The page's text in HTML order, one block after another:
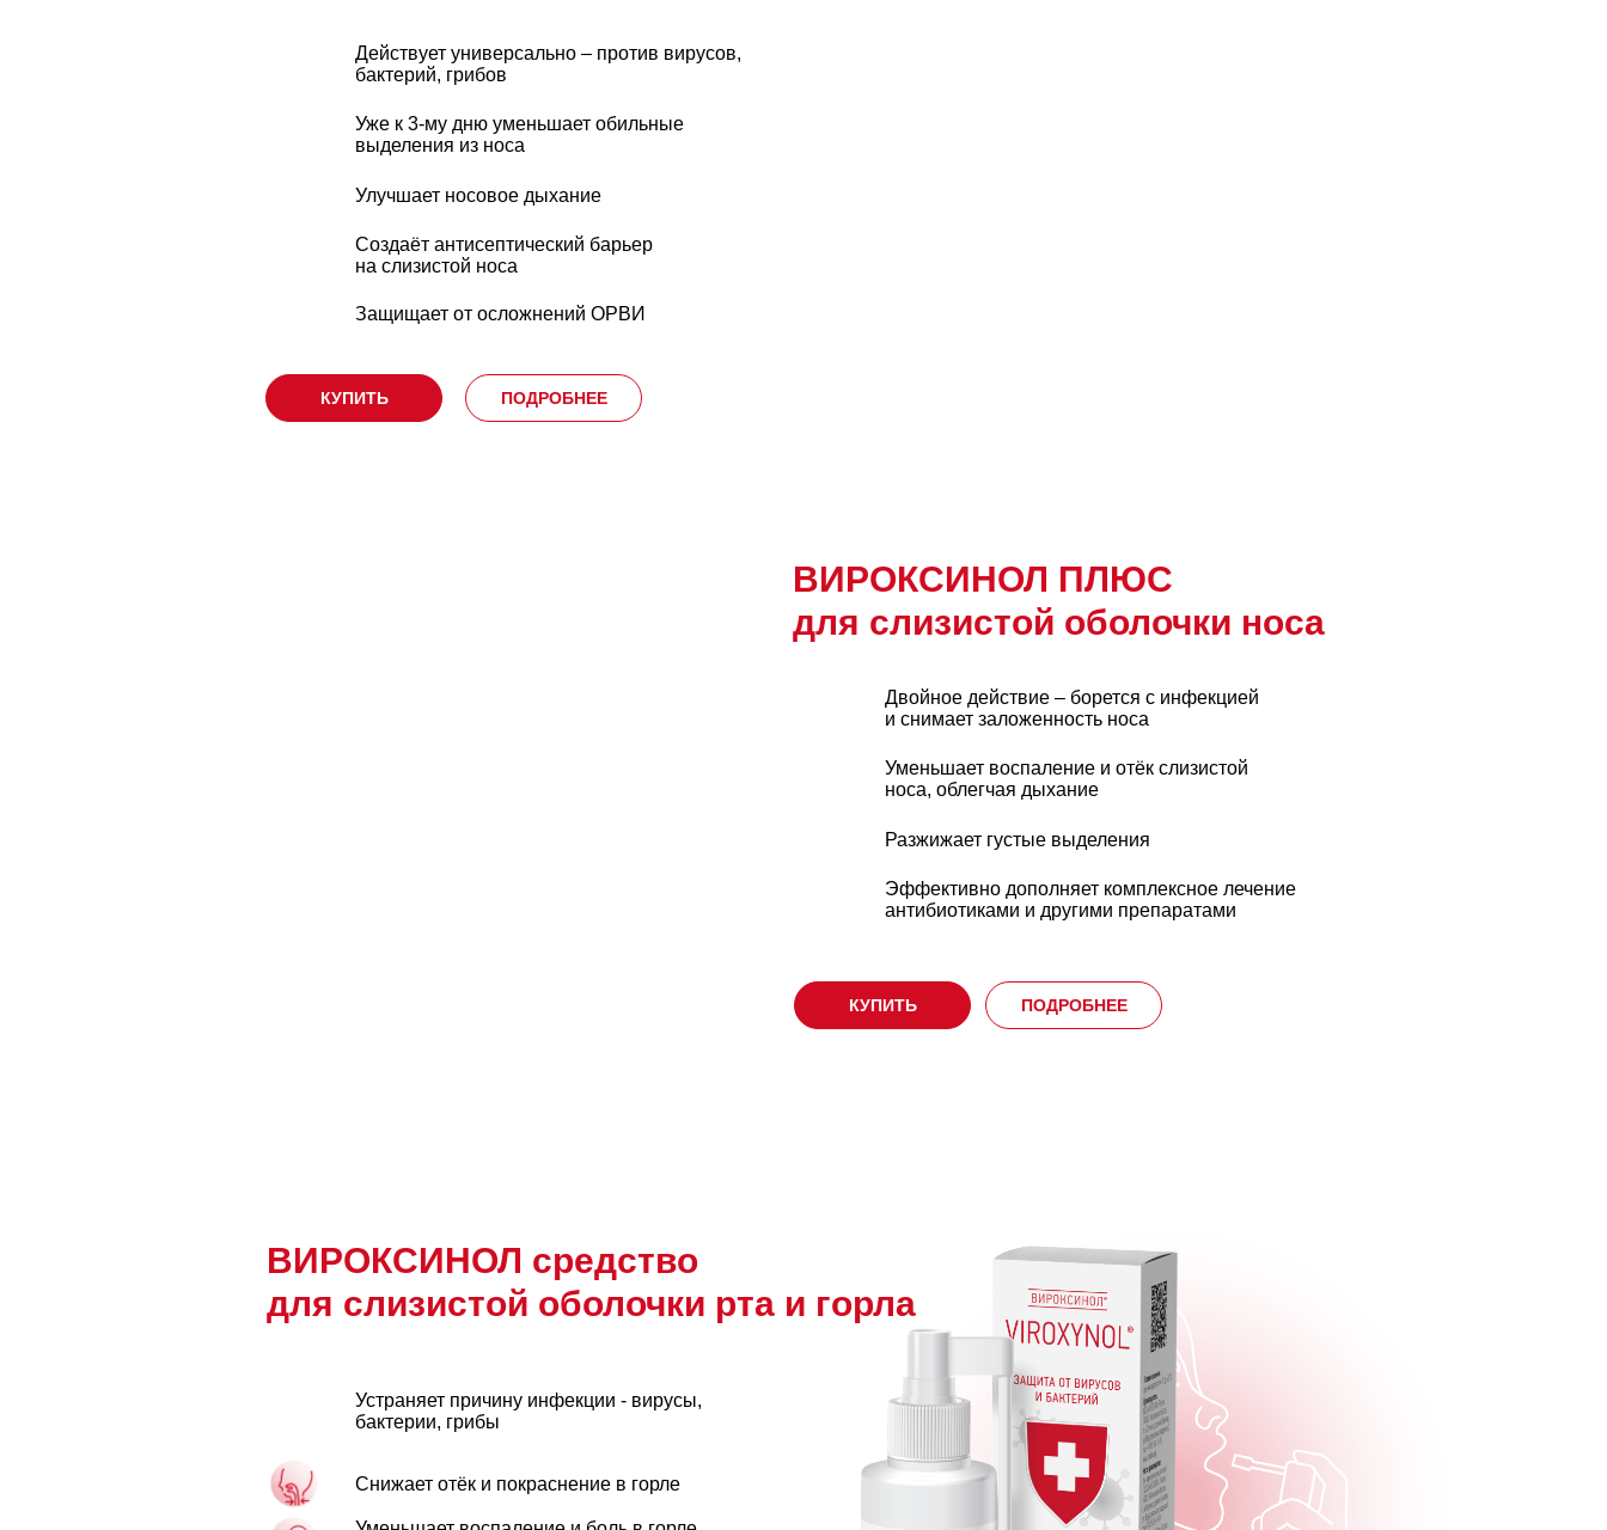
Действует универсально – против вирусов,
бактерий, грибов
Уже к 3-му дню уменьшает обильные
выделения из носа
Улучшает носовое дыхание
Создаёт антисептический барьер
на слизистой носа
Защищает от осложнений ОРВИ
КУПИТЬ ПОДРОБНЕЕ
ВИРОКСИНОЛ ПЛЮС
для слизистой оболочки носа
Двойное действие – борется с инфекцией
и снимает заложенность носа
Уменьшает воспаление и отёк слизистой
носа, облегчая дыхание
Разжижает густые выделения
Эффективно дополняет комплексное лечение
антибиотиками и другими препаратами
КУПИТЬ ПОДРОБНЕЕ
ВИРОКСИНОЛ средство
для слизистой оболочки рта и горла
Устраняет причину инфекции - вирусы,
бактерии, грибы
Снижает отёк и покраснение в горле